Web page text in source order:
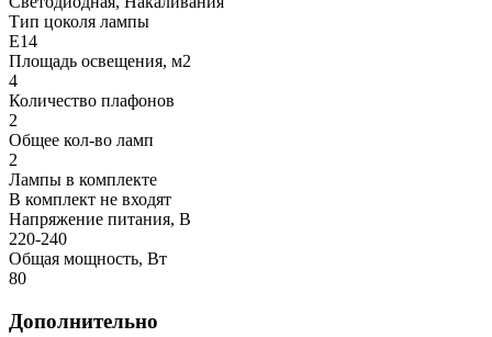
Тип цоколя лампы
E14
Площадь освещения, м2
4
Количество плафонов
2
Общее кол-во ламп
2
Лампы в комплекте
В комплект не входят
Напряжение питания, В
220-240
Общая мощность, Вт
80
Дополнительно